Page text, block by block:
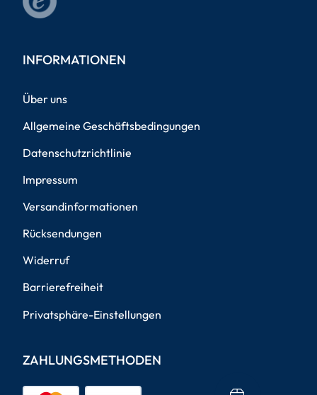
INFORMATIONEN
Über uns
Allgemeine Geschäftsbedingungen
Datenschutzrichtlinie
Impressum
Versandinformationen
Rücksendungen
Widerruf
Barrierefreiheit
Privatsphäre-Einstellungen
ZAHLUNGSMETHODEN